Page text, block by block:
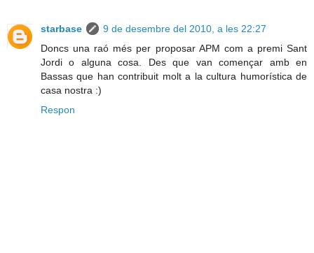
starbase
9 de desembre del 2010, a les 22:27
Doncs una raó més per proposar APM com a premi Sant
Jordi o alguna cosa. Des que van començar amb en
Bassas que han contribuit molt a la cultura humorística de
casa nostra :)
Respon